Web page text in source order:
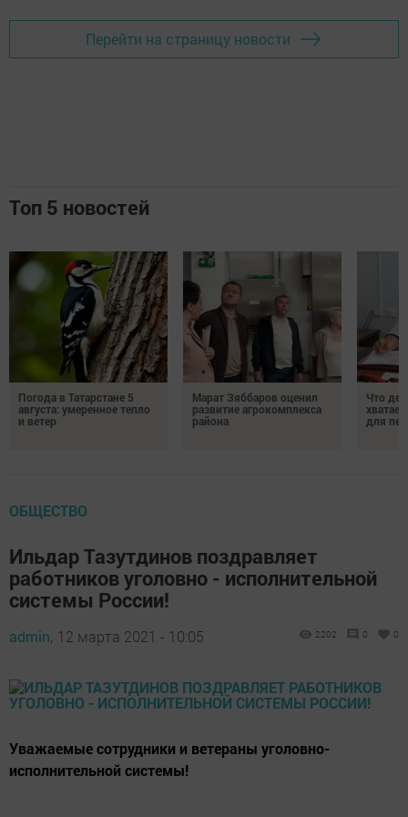
Перейти на страницу новости
Топ 5 новостей
Погода в Татарстане 5
августа: умеренное тепло
и ветер
Марат Зяббаров оценил
развитие агрокомплекса
района
Что
для
ОБЩЕСТВО
Ильдар Тазутдинов поздравляет
работников уголовно - исполнительной
системы России!
admin, 12 марта 2021 - 10:05 2202 0 0
Уважаемые сотрудники и ветераны уголовно-
исполнительной системы!